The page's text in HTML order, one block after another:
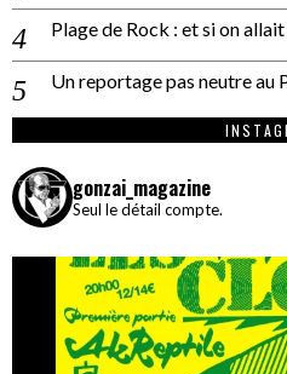
Plage de Rock : et si on allait
Un reportage pas neutre au
gonzai_magazine
Seul le détail compte.